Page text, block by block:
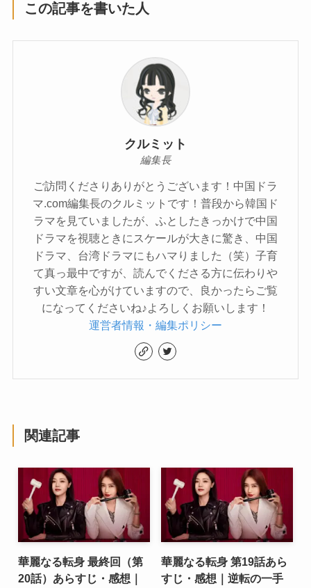
この記事を書いた人
クルミット
編集長
ご訪問くださりありがとうございます！中国ドラ
マ.com編集長のクルミットです！普段から韓国ド
ラマを見ていましたが、ふとしたきっかけで中国
ドラマを視聴ときにスケールが大きに驚き、中国
ドラマ、台湾ドラマにもハマりました（笑）子育
て真っ最中ですが、読んでくださる方に伝わりや
すい文章を心がけていますので、良かったらご覧
になってくださいね♪よろしくお願いします！
運営者情報・編集ポリシー
関連記事
華麗なる転身 最終回（第
20話）あらすじ・感想｜
華麗なる転身 第19話あら
すじ・感想｜逆転の一手